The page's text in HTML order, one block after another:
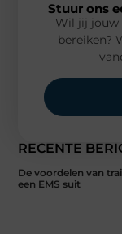
RECENTE
De voordelen van
een EMS suit
Stuur ons
Wil jij jouw
bereiken?